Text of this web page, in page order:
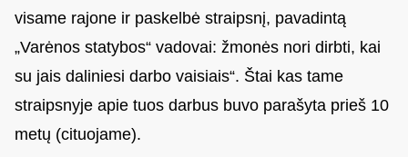
visame rajone ir paskelbė straipsnį, pavadintą
„Varėnos statybos“ vadovai: žmonės nori dirbti, kai
su jais daliniesi darbo vaisiais“. Štai kas tame
straipsnyje apie tuos darbus buvo parašyta prieš 10
metų (cituojame).